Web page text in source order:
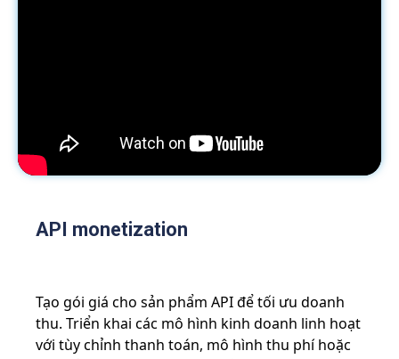
API monetization
Tạo gói giá cho sản phẩm API để tối ưu doanh
thu. Triển khai các mô hình kinh doanh linh hoạt
với tùy chỉnh thanh toán, mô hình thu phí hoặc